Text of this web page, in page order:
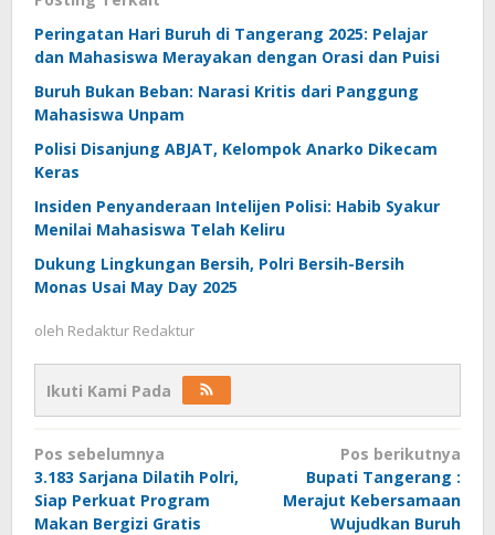
Peringatan Hari Buruh di Tangerang 2025: Pelajar
dan Mahasiswa Merayakan dengan Orasi dan Puisi
Buruh Bukan Beban: Narasi Kritis dari Panggung
Mahasiswa Unpam
Polisi Disanjung ABJAT, Kelompok Anarko Dikecam
Keras
Insiden Penyanderaan Intelijen Polisi: Habib Syakur
Menilai Mahasiswa Telah Keliru
Dukung Lingkungan Bersih, Polri Bersih-Bersih
Monas Usai May Day 2025
oleh Redaktur Redaktur
Ikuti Kami Pada
Navigasi
pos
Pos sebelumnya
3.183 Sarjana Dilatih Polri,
Siap Perkuat Program
Makan Bergizi Gratis
Pos berikutnya
Bupati Tangerang :
Merajut Kebersamaan
Wujudkan Buruh